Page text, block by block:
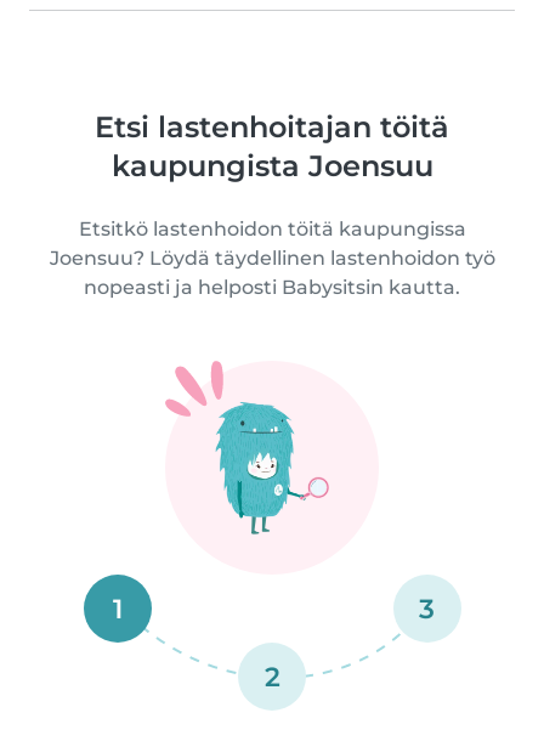
Etsi lastenhoitajan töitä
kaupungista Joensuu
Etsitkö lastenhoidon töitä kaupungissa
Joensuu? Löydä täydellinen lastenhoidon työ
nopeasti ja helposti Babysitsin kautta.
1
2
3